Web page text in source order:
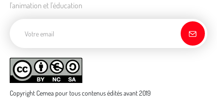
l'animation et l'éducation
Copyright Cemea pour tous contenus édités avant 2019